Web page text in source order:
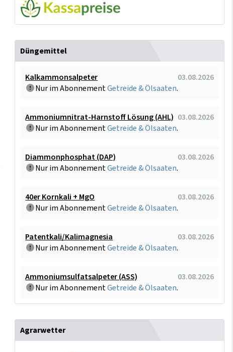
Düngemittel
Kalkammonsalpeter
03.08.2026
Nur im AbonnementGetreide & Ölsaaten.
Ammoniumnitrat-Harnstoff Lösung (AHL) 03.08.2026
Nur im AbonnementGetreide & Ölsaaten.
Diammonphosphat (DAP)
03.08.2026
Nur im AbonnementGetreide & Ölsaaten.
40er Kornkali + MgO
03.08.2026
Nur im AbonnementGetreide & Ölsaaten.
Patentkali/Kalimagnesia
03.08.2026
Nur im AbonnementGetreide & Ölsaaten.
Ammoniumsulfatsalpeter (ASS)
03.08.2026
Nur im AbonnementGetreide & Ölsaaten.
Agrarwetter